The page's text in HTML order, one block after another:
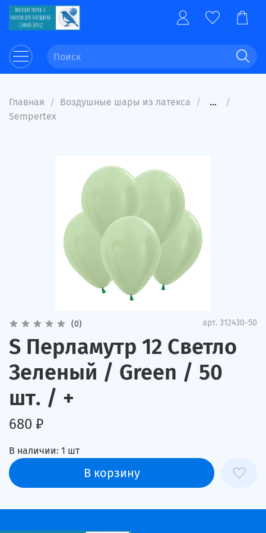
Главная Воздушные шары из латекса
...
Sempertex
(0) арт. 312430-50
S Перламутр 12 Светло
Зеленый / Green / 50
шт. / +
680 ₽
В наличии: 1 шт
В корзину